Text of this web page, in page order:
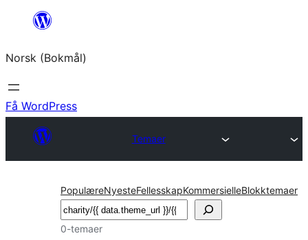
Hopp
innhold
Norsk (Bokmål)
Få WordPress
Temaer
PopulæreNyesteFellesskapKommersielleBlokktemaer
Søk
0-temaer